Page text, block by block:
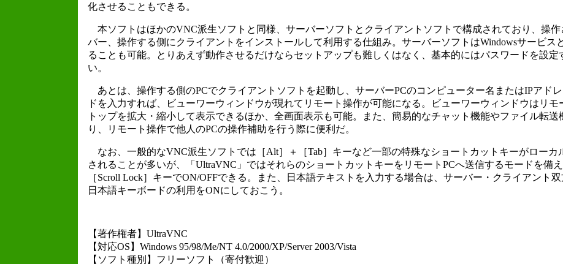
化させることもできる。
本ソフトはほかのVNC派生ソフトと同様、サーバーソフトとクライアントソフトで構成されており、操作
バー、操作する側にクライアントをインストールして利用する仕組み。サーバーソフトはWindowsサービス
ることも可能。とりあえず動作させるだけならセットアップも難しくはなく、基本的にはパスワードを設定
い。
あとは、操作する側のPCでクライアントソフトを起動し、サーバーPCのコンピューター名またはIPアド
ドを入力すれば、ビューワーウィンドウが現れてリモート操作が可能になる。ビューワーウィンドウはリモ
トップを拡大・縮小して表示できるほか、全画面表示も可能。また、簡易的なチャット機能やファイル転送
り、リモート操作で他人のPCの操作補助を行う際に便利だ。
なお、一般的なVNC派生ソフトでは［Alt］＋［Tab］キーなど一部の特殊なショートカットキーがローカ
されることが多いが、「UltraVNC」ではそれらのショートカットキーをリモートPCへ送信するモードを備え
［Scroll Lock］キーでON/OFFできる。また、日本語テキストを入力する場合は、サーバー・クライアント
日本語キーボードの利用をONにしておこう。
【著作権者】UltraVNC
【対応OS】Windows 95/98/Me/NT 4.0/2000/XP/Server 2003/Vista
【ソフト種別】フリーソフト（寄付歓迎）